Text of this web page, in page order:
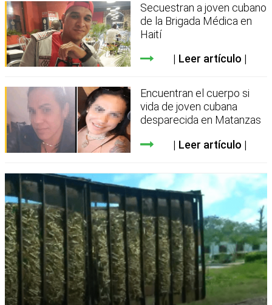
Secuestran a joven cubano
de la Brigada Médica en
Haití
Leer artículo
Encuentran el cuerpo si
vida de joven cubana
desparecida en Matanzas
Leer artículo